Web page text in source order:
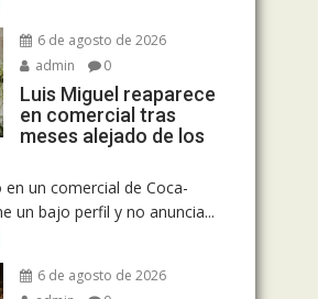
6 de agosto de 2026
admin
0
Luis Miguel reaparece
en comercial tras
meses alejado de los
un comercial de Coca-
un bajo perfil y no anuncia...
6 de agosto de 2026